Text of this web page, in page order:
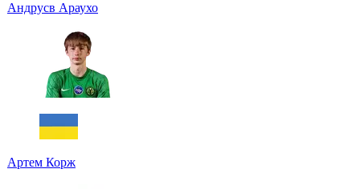
Андрусв Араухо
Артем Корж